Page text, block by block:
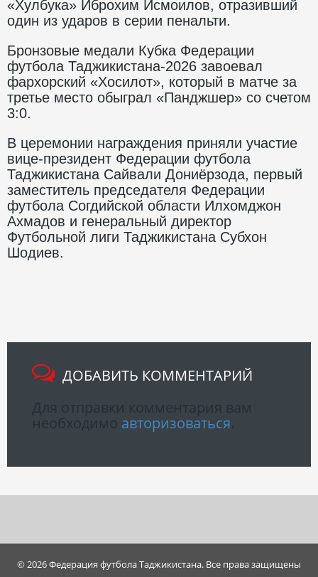
«Хулбука» Иброхим Исмоилов, отразивший
один из ударов в серии пенальти.
Бронзовые медали Кубка Федерации
футбола Таджикистана-2026 завоевал
фархорский «Хосилот», который в матче за
третье место обыграл «Панджшер» со счетом
3:0.
В церемонии награждения приняли участие
вице-президент Федерации футбола
Таджикистана Сайвали Дониёрзода, первый
заместитель председателя Федерации
футбола Согдийской области Илхомджон
Ахмадов и генеральный директор
Футбольной лиги Таджикистана Субхон
Шодиев.
ДОБАВИТЬ КОММЕНТАРИЙ
авторизоваться
© 2026 Федерация футбола Таджикистана. Все права защищены